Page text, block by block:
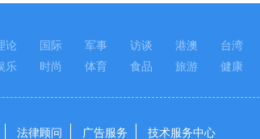
论 国际 军事 访谈 港澳 台湾
乐 时尚 体育 食品 旅游 健康
法律顾问 广告服务 技术服务中心